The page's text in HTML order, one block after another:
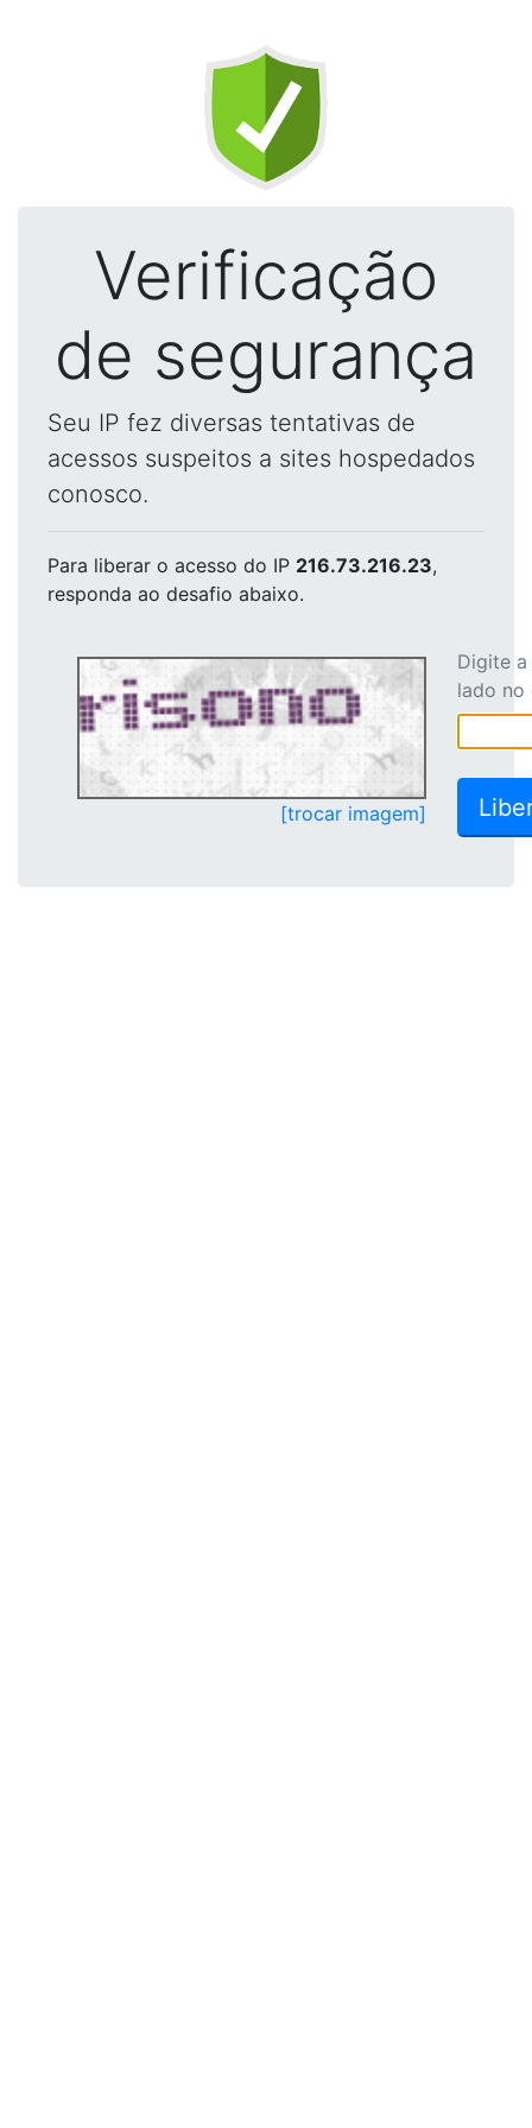
Verificação
de segurança
Seu IP fez diversas tentativas de
acessos suspeitos a sites hospedados
conosco.
Para liberar o acesso do IP 216.73.216.23,
responda ao desafio abaixo.
[trocar imagem]
Digite
lado no